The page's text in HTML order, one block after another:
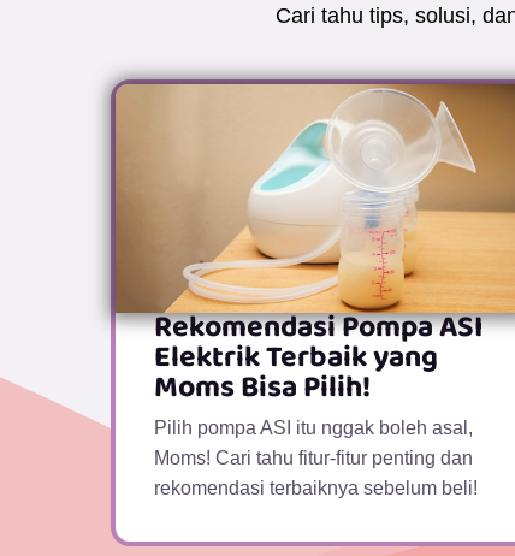
Cari tahu tips, solusi,
Rekomendasi Pompa ASI
Elektrik Terbaik yang
Moms Bisa Pilih!
Pilih pompa ASI itu nggak boleh asal,
Moms! Cari tahu fitur-fitur penting dan
rekomendasi terbaiknya sebelum beli!